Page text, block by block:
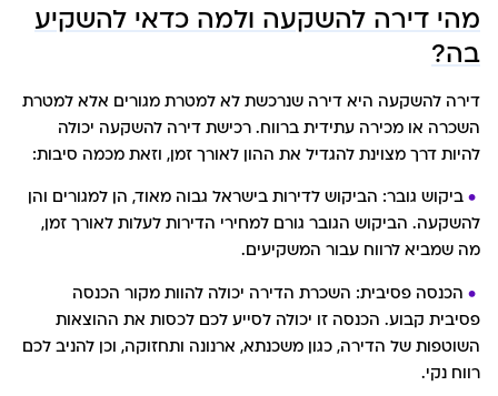
מהי דירה להשקעה ולמה כדאי להשקיע
בה?
דירה להשקעה היא דירה שנרכשת לא למטרת מגורים אלא למטרת
השכרה או מכירה עתידית ברווח. רכישת דירה להשקעה יכולה
להיות דרך מצוינת להגדיל את ההון לאורך זמן, וזאת מכמה סיבות:
ביקוש גובר: הביקוש לדירות בישראל גבוה מאוד, הן למגורים והן
להשקעה. הביקוש הגובר גורם למחירי הדירות לעלות לאורך זמן,
מה שמביא לרווח עבור המשקיעים.
הכנסה פסיבית: השכרת הדירה יכולה להוות מקור הכנסה
פסיבית קבוע. הכנסה זו יכולה לסייע לכם לכסות את ההוצאות
השוטפות של הדירה, כגון משכנתא, ארנונה ותחזוקה, וכן להניב לכם
רווח נקי.